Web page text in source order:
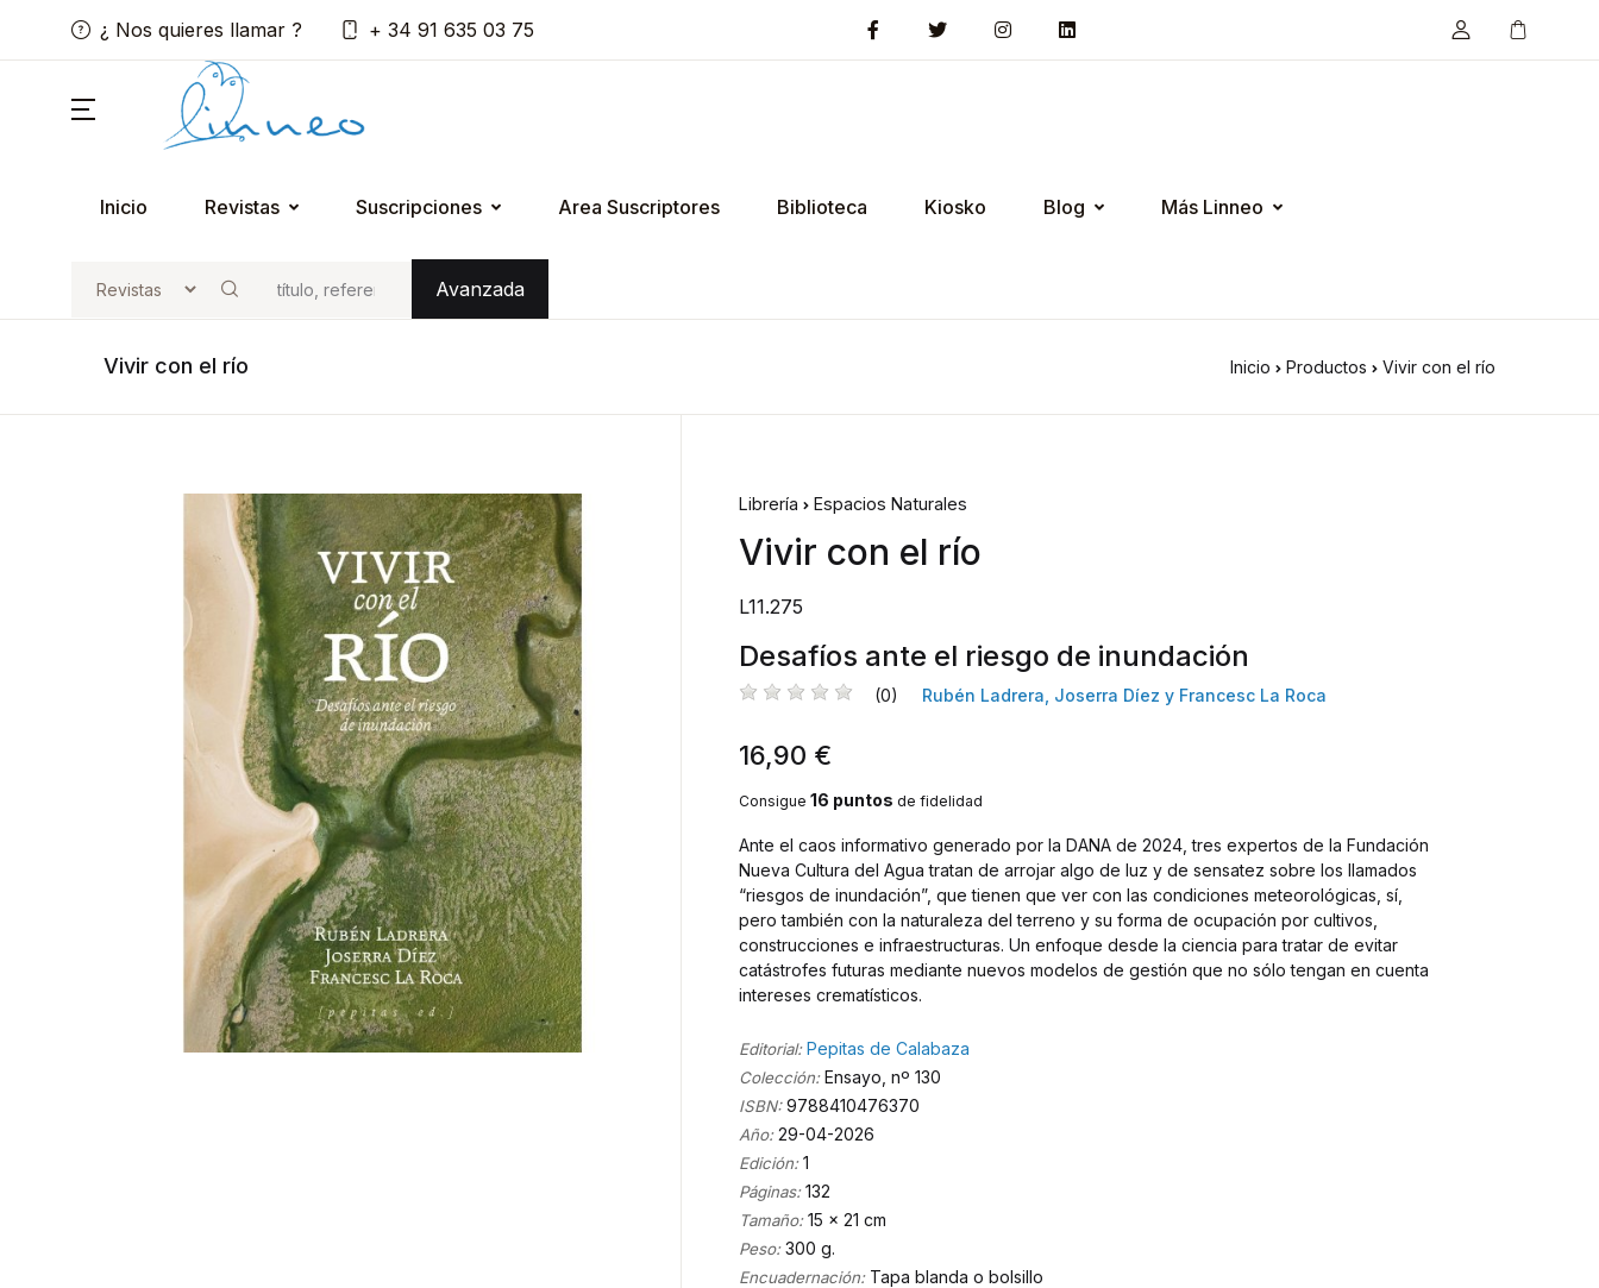
¿ Nos quieres llamar ? + 34 91 635 03 75
Inicio Revistas Suscripciones Area Suscriptores Biblioteca Kiosko Blog Más Linneo
Buscar
Avanzada
Vivir con el río Inicio Productos Vivir con el río
Librería Espacios Naturales
Vivir con el río
L11.275
Desafíos ante el riesgo de inundación
(0) Rubén Ladrera, Joserra Díez y Francesc La Roca
16,90 €
Consigue 16 puntos de fidelidad
Ante el caos informativo generado por la DANA de 2024, tres expertos de la Fundación
Nueva Cultura del Agua tratan de arrojar algo de luz y de sensatez sobre los llamados
“riesgos de inundación”, que tienen que ver con las condiciones meteorológicas, sí,
pero también con la naturaleza del terreno y su forma de ocupación por cultivos,
construcciones e infraestructuras. Un enfoque desde la ciencia para tratar de evitar
catástrofes futuras mediante nuevos modelos de gestión que no sólo tengan en cuenta
intereses crematísticos.
Editorial: Pepitas de Calabaza
Colección:Ensayo, nº 130
ISBN:9788410476370
Año:29-04-2026
Edición:1
Páginas:132
Tamaño:15 x 21 cm
Peso:300 g.
Encuadernación:Tapa blanda o bolsillo